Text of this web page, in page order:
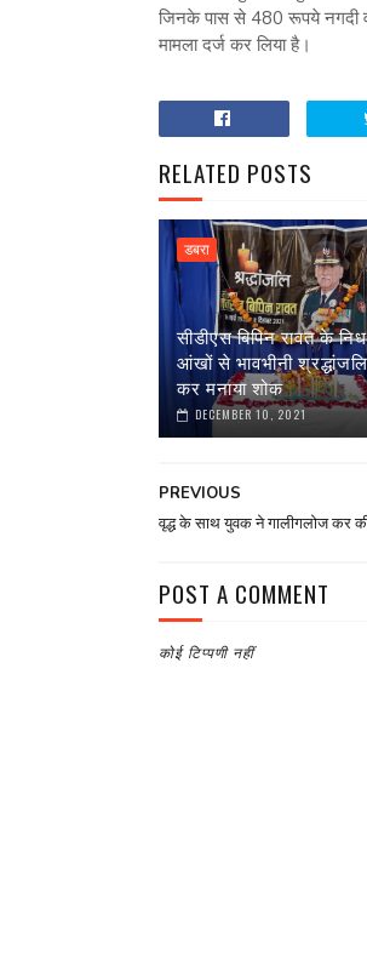
जिनके पास से 480 रूपये नगदी
मामला दर्ज कर लिया है।
RELATED POSTS
डबरा
सीडीएस बिपिन रावत के
आंखों से भावभीनी श्रद्धांजलि
कर मनाया शोक
DECEMBER 10, 2021
PREVIOUS
वृद्ध के साथ युवक ने गालीगलोज कर की
POST A COMMENT
कोई टिप्पणी नहीं